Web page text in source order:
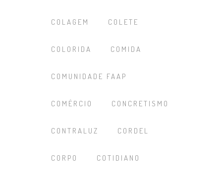
COLAGEM COLETE
COLORIDA COMIDA
COMUNIDADE FAAP
COMÉRCIO CONCRETISMO
CONTRALUZ CORDEL
CORPO COTIDIANO